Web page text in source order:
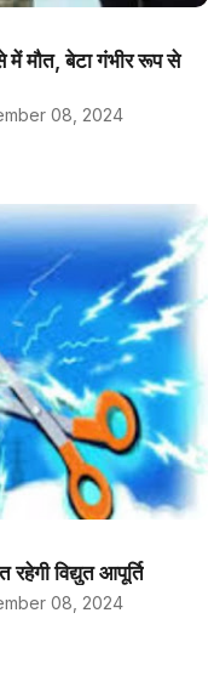
में मौत, बेटा गंभीर रूप से
08, 2024
विद्युत आपूर्ति
08, 2024